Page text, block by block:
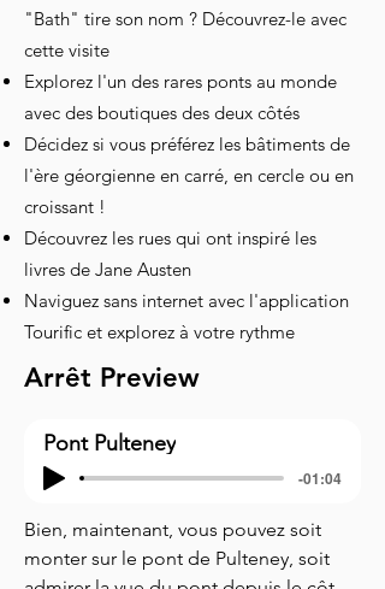
"Bath" tire son nom ? Découvrez-le avec
cette visite
Explorez l'un des rares ponts au monde
avec des boutiques des deux côtés
Décidez si vous préférez les bâtiments de
l'ère géorgienne en carré, en cercle ou en
croissant !
Découvrez les rues qui ont inspiré les
livres de Jane Austen
Naviguez sans internet avec l'application
Tourific et explorez à votre rythme
Arrêt Preview
Pont Pulteney
-01:04
Bien, maintenant, vous pouvez soit
monter sur le pont de Pulteney, soit